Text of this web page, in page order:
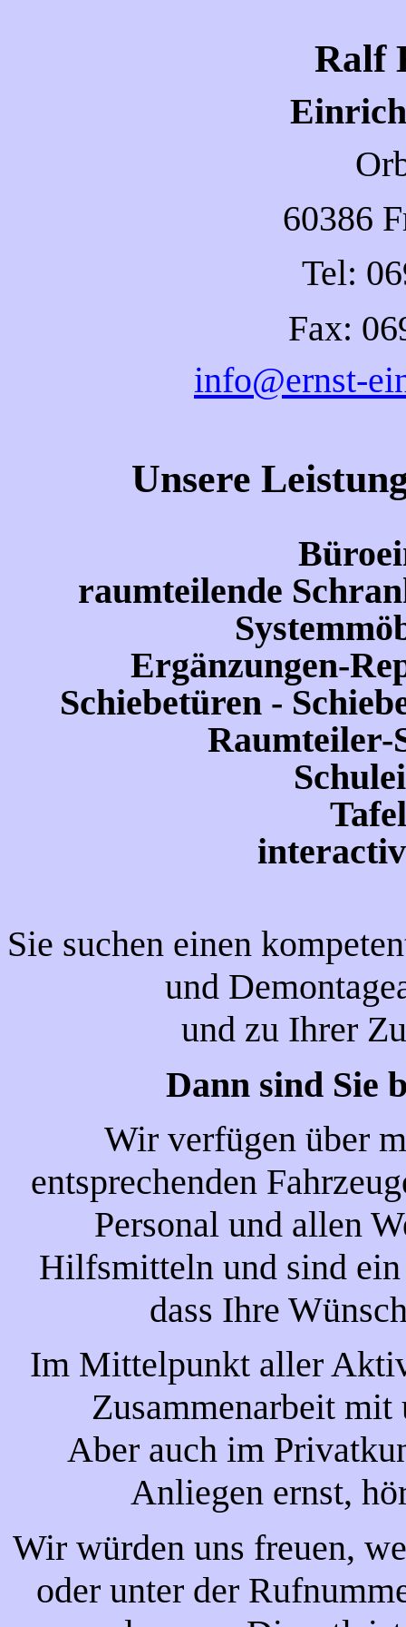
Ralf
60386
Tel:
Fax:
info@ernst-
Unsere
raumteilende
Ergänzungen-
Schiebetüren -
Raumteiler-
Sie suchen einen
und
und zu Ihrer
Dann sind Sie
Wir verfügen über
entsprechenden
Personal und allen
Hilfsmitteln und sind
dass Ihre
Im Mittelpunkt aller
Zusammenarbeit mit
Aber auch im
Anliegen ernst,
Wir würden uns freuen,
oder unter der